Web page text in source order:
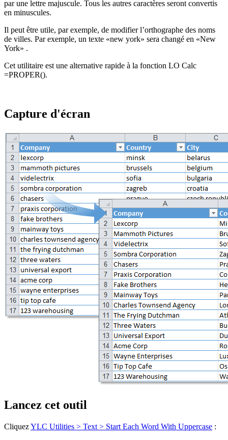
par une lettre majuscule. Tous les autres caractères seront convertis
en minuscules.
Il peut être utile, par exemple, de modifier l’orthographe des noms
de villes. Par exemple, un texte «new york» sera changé en «New
York» .
Cet utilitaire est une alternative rapide à la fonction LO Calc
=PROPER().
Capture d'écran
Lancez cet outil
CliquezYLC Utilities > Text > Start Each Word With Uppercase :